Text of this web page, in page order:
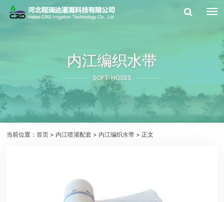
内江编织水带
SOFT-HOSES
当前位置：首页 > 内江喷灌配套 > 内江编织水带 > 正文